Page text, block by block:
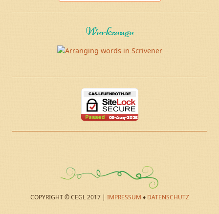
Werkzeuge
COPYRIGHT © CEGL 2017 | IMPRESSUM ♦ DATENSCHUTZ